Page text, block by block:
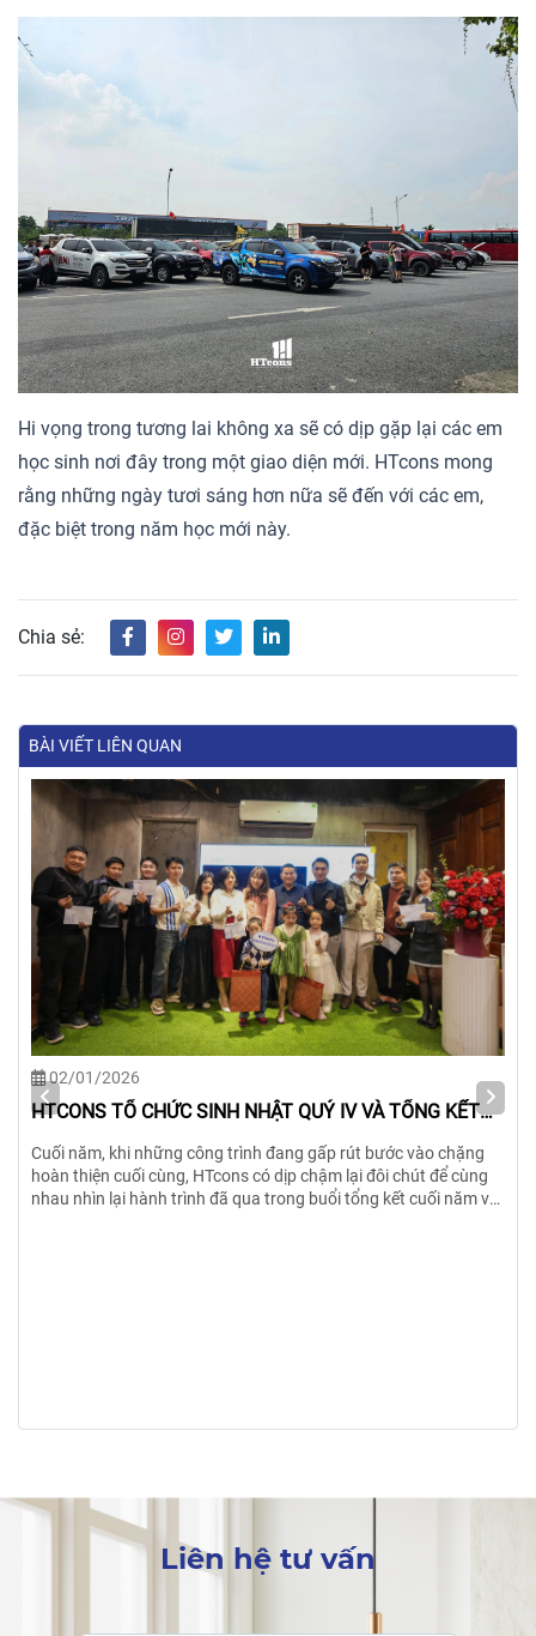
Hi vọng trong tương lai không xa sẽ có dịp gặp lại các em
học sinh nơi đây trong một giao diện mới. HTcons mong
rằng những ngày tươi sáng hơn nữa sẽ đến với các em,
đặc biệt trong năm học mới này.
Chia sẻ:
BÀI VIẾT LIÊN QUAN
02/01/2026
HTCONS TỔ CHỨC SINH NHẬT QUÝ IV VÀ TỔNG KẾT
Cuối năm, khi những công trình đang gấp rút bước vào chặng
hoàn thiện cuối cùng, HTcons có dịp chậm lại đôi chút để cùng
nhau nhìn lại hành trình đã qua trong buổi tổng kết cuối năm và
Liên hệ tư vấn